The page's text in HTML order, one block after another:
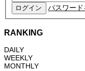
パスワー
RANKING
DAILY
WEEKLY
MONTHLY